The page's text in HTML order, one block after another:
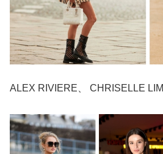
ALEX RIVIERE、 CHRISELLE LIM